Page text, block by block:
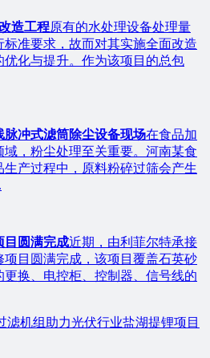
造工程原有的水处理设备处理量
准要求，故而对其实施全面改造
优化与提升。作为该项目的总包
脉冲式滤筒除尘设备现场在食品加
域，粉尘处理至关重要。河南某食
产过程中，原料粉碎过筛会产生
目圆满完成近期，由利菲尔特承接
项目圆满完成，该项目覆盖石英砂
换、电控柜、控制器、信号线的